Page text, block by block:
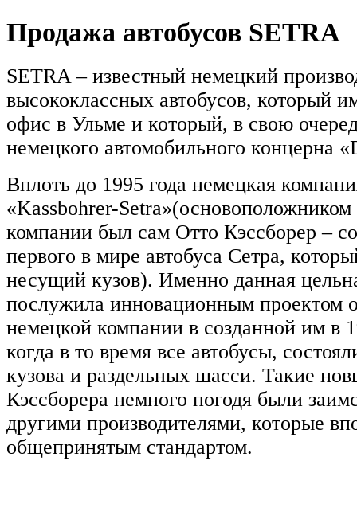
Продажа автобусов SETRA
SETRA – известный немецкий
высококлассных автобусов, который
офис в Ульме и который, в свою
немецкого автомобильного концерна
Вплоть до 1995 года немецкая
«Kassbohrer-Setra»(основоположником
компании был сам Отто Кэссборер –
первого в мире автобуса Сетра,
несущий кузов). Именно данная
послужила инновационным проектом
немецкой компании в созданной им в
когда в то время все автобусы,
кузова и раздельных шасси. Такие
Кэссборера немного погодя были
другими производителями, которые
общепринятым стандартом.